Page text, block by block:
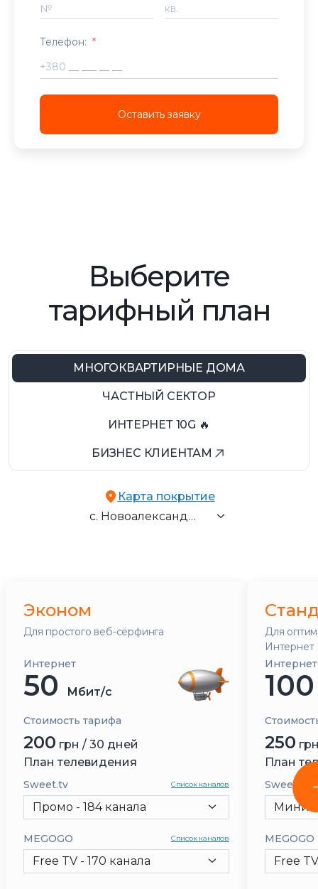
№
кв.
Телефон: *
+380
Оставить заявку
Выберите
тарифный план
МНОГОКВАРТИРНЫЕ ДОМА
ЧАСТНЫЙ СЕКТОР
ИНТЕРНЕТ 10G 🔥
БИЗНЕС КЛИЕНТАМ
Карта покрытие
с. Новоалександровка
г. Запорожье
с. Наталовка
Эконом
Для простого веб-сёрфинга
Интернет
50 Мбит/с
Стоимость тарифа
200 грн / 30 дней
План телевидения
Sweet.tv Список каналов
Промо - 184 канала
MEGOGO Список каналов
Free TV - 170 канала
Для
Интернет
Интернет
250
План
Sweet.tv
MEGOGO
Free